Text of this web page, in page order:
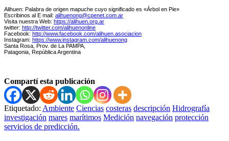
Alihuen: Palabra de origen mapuche cuyo significado es «Árbol en Pie»
Escribinos al E mail: alihuenong@cpenet.com.ar
Visita nuestra Web: https://alihuen.org.ar
twitter: http://twitter.com/alihuenonline
Facebook: http://www.facebook.com/alihuen.asociacion
Instagram: https://www.instagram.com/alihuenong
Santa Rosa, Prov. de La PAMPA,
Patagonia, República Argentina
Compartí esta publicación
Etiquetado: Ambiente Ciencias costeras descripción Hidrografía
investigación mares marítimos Medición navegación protección
servicios de predicción.